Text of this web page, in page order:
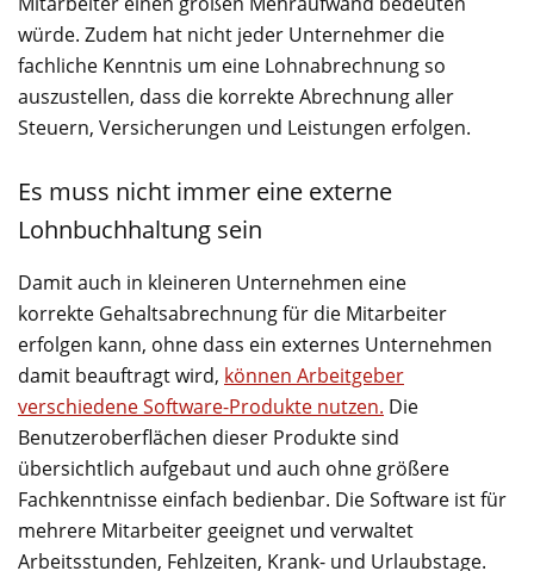
würde. Zudem hat nicht jeder Unternehmer die
fachliche Kenntnis um eine Lohnabrechnung so
auszustellen, dass die korrekte Abrechnung aller
Steuern, Versicherungen und Leistungen erfolgen.
Es muss nicht immer eine externe
Lohnbuchhaltung sein
Damit auch in kleineren Unternehmen eine
korrekte Gehaltsabrechnung für die Mitarbeiter
erfolgen kann, ohne dass ein externes Unternehmen
damit beauftragt wird, können Arbeitgeber
verschiedene Software-Produkte nutzen. Die
Benutzeroberflächen dieser Produkte sind
übersichtlich aufgebaut und auch ohne größere
Fachkenntnisse einfach bedienbar. Die Software ist für
mehrere Mitarbeiter geeignet und verwaltet
Arbeitsstunden, Fehlzeiten, Krank- und Urlaubstage.